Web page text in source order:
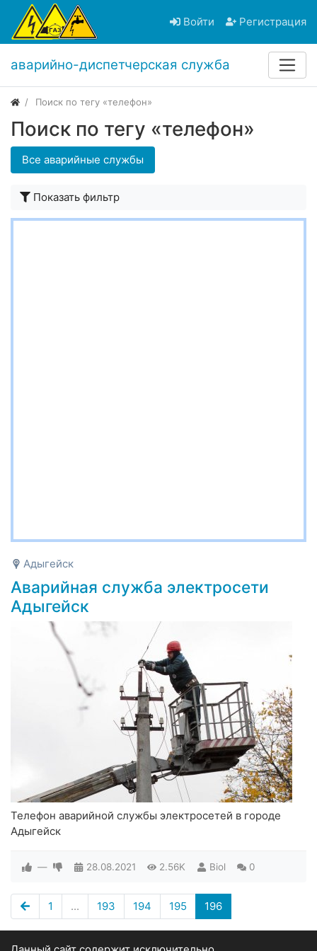
Войти Регистрация
аварийно-диспетчерская служба
Поиск по тегу «телефон»
Поиск по тегу «телефон»
Все аварийные службы
Показать фильтр
Адыгейск
Аварийная служба электросети
Адыгейск
Телефон аварийной службы электросетей в городе
Адыгейск
— 28.08.2021 2.56K Biol 0
1 ... 193 194 195 196